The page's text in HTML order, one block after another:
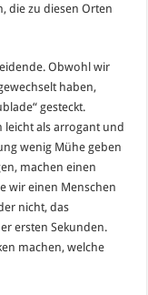
die zu diesen Orten
Obwohl wir
haben,
gesteckt.
leicht als arrogant und
wenig Mühe geben
machen einen
wir einen Menschen
nicht, das
ersten Sekunden.
machen, welche